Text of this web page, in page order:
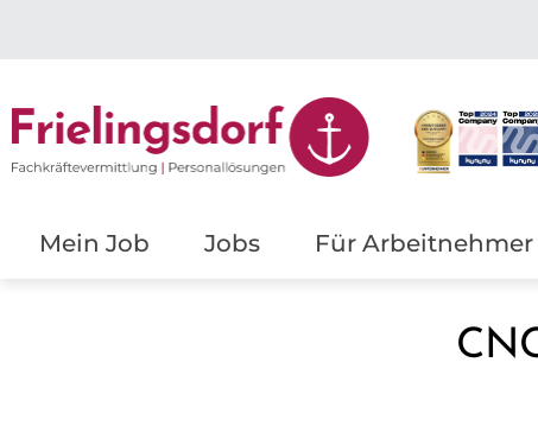
Mein Job Jobs Für Arbeitnehmer